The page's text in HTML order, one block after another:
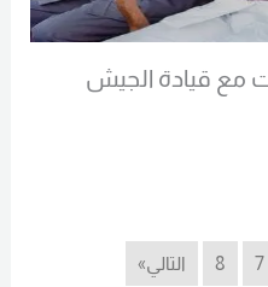
مع قيادة الجيش
7
8 التالي»